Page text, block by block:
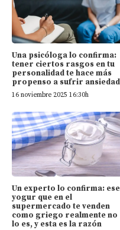
Una psicóloga lo confirma:
tener ciertos rasgos en tu
personalidad te hace más
propenso a sufrir ansiedad
16 noviembre 2025 16:30h
Un experto lo confirma: ese
yogur que en el
supermercado te venden
como griego realmente no
lo es, y esta es la razón